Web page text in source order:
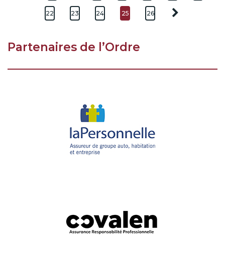
22 23 24 25 26
Partenaires de l’Ordre